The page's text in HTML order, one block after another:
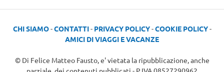
CHI SIAMO-CONTATTI- PRIVACY POLICY-COOKIE POLICY-
AMICI DI VIAGGI E VACANZE
© Di Felice Matteo Fausto, e' vietata la ripubblicazione, anche